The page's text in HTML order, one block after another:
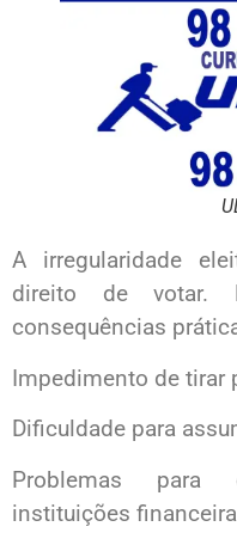
A irregularidade
direito de votar.
consequências
Impedimento de tirar
Dificuldade para
Problemas para
instituições